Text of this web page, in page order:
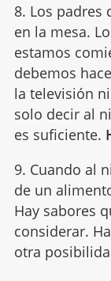
8. Los padres
en la mesa.
estamos
debemos
la televisión
solo decir al
es suficiente.
9. Cuando al
de un
Hay sabores
considerar.
otra